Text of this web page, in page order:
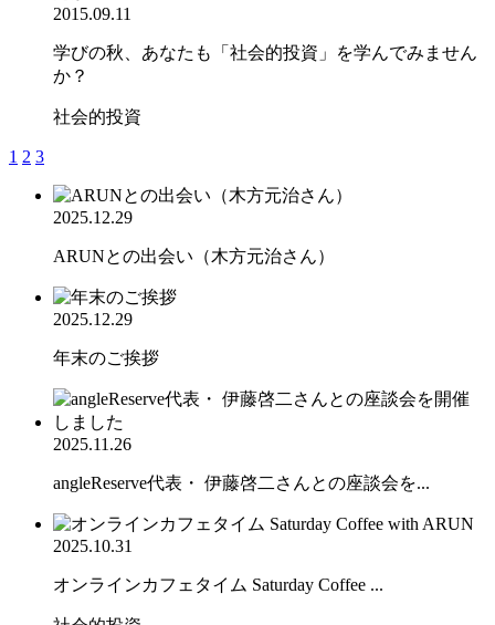
2015.09.11
学びの秋、あなたも「社会的投資」を学んでみません
か？
社会的投資
1 2 3
2025.12.29
ARUNとの出会い（木方元治さん）
2025.12.29
年末のご挨拶
2025.11.26
angleReserve代表・ 伊藤啓二さんとの座談会を...
2025.10.31
オンラインカフェタイム Saturday Coffee ...